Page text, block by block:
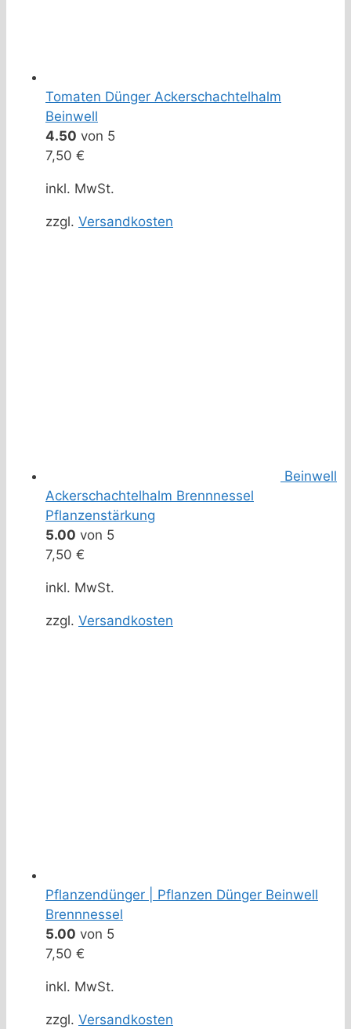
Tomaten Dünger Ackerschachtelhalm
Beinwell
4.50 von 5
7,50 €
inkl. MwSt.
zzgl. Versandkosten
Beinwell
Ackerschachtelhalm Brennnessel
Pflanzenstärkung
5.00 von 5
7,50 €
inkl. MwSt.
zzgl. Versandkosten
Pflanzendünger | Pflanzen Dünger Beinwell
Brennnessel
5.00 von 5
7,50 €
inkl. MwSt.
zzgl. Versandkosten